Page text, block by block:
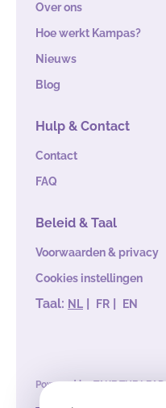
Over ons
Hoe werkt Kampas?
Nieuws
Blog
Hulp & Contact
Contact
FAQ
Beleid & Taal
Voorwaarden & privacy
Cookies instellingen
Taal: NL | FR | EN
Powered byTAKE THE LEAD